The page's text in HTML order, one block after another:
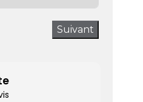
Suivant